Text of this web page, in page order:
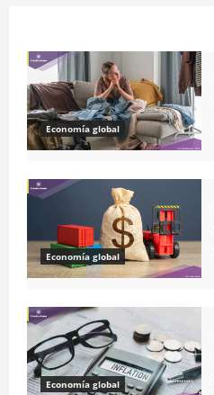
Economía global
Economía global
Economía global